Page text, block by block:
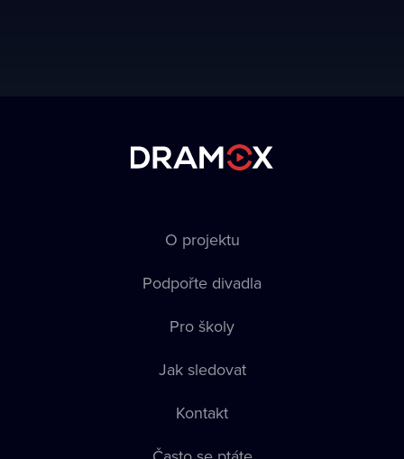
O projektu
Podpořte divadla
Pro školy
Jak sledovat
Kontakt